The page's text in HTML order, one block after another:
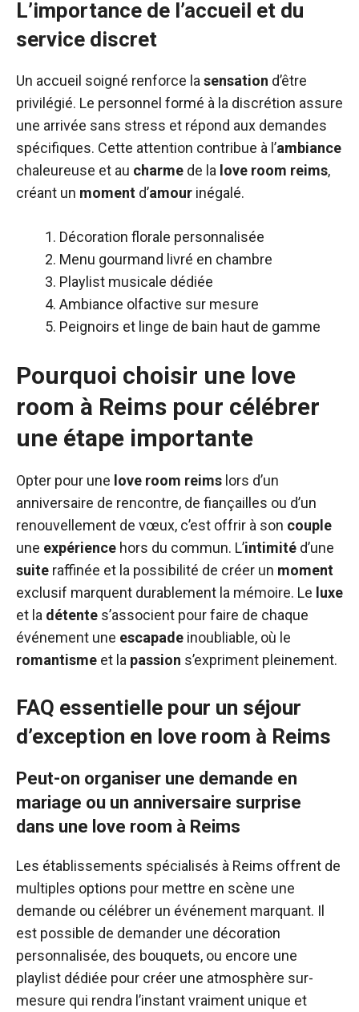
L’importance de l’accueil et du
service discret
Un accueil soigné renforce la sensation d’être
privilégié. Le personnel formé à la discrétion assure
une arrivée sans stress et répond aux demandes
spécifiques. Cette attention contribue à l’ambiance
chaleureuse et au charme de la love room reims,
créant un moment d’amour inégalé.
Décoration florale personnalisée
Menu gourmand livré en chambre
Playlist musicale dédiée
Ambiance olfactive sur mesure
Peignoirs et linge de bain haut de gamme
Pourquoi choisir une love
room à Reims pour célébrer
une étape importante
Opter pour une love room reims lors d’un
anniversaire de rencontre, de fiançailles ou d’un
renouvellement de vœux, c’est offrir à son couple
une expérience hors du commun. L’intimité d’une
suite raffinée et la possibilité de créer un moment
exclusif marquent durablement la mémoire. Le luxe
et la détente s’associent pour faire de chaque
événement une escapade inoubliable, où le
romantisme et la passion s’expriment pleinement.
FAQ essentielle pour un séjour
d’exception en love room à Reims
Peut-on organiser une demande en
mariage ou un anniversaire surprise
dans une love room à Reims
Les établissements spécialisés à Reims offrent de
multiples options pour mettre en scène une
demande ou célébrer un événement marquant. Il
est possible de demander une décoration
personnalisée, des bouquets, ou encore une
playlist dédiée pour créer une atmosphère sur-
mesure qui rendra l’instant vraiment unique et